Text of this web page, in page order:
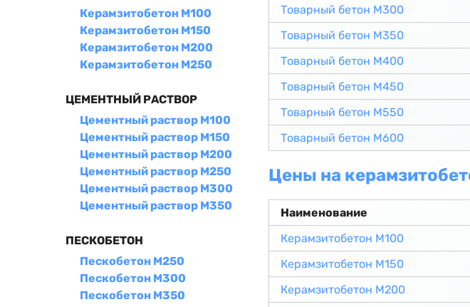
Керамзитобетон М100
Керамзитобетон М150
Керамзитобетон М200
Керамзитобетон М250
ЦЕМЕНТНЫЙ РАСТВОР
Цементный раствор М100
Цементный раствор М150
Цементный раствор М200
Цементный раствор М250
Цементный раствор М300
Цементный раствор М350
ПЕСКОБЕТОН
Пескобетон М250
Пескобетон М300
Пескобетон М350
Товарный бетон М300
Товарный бетон М350
Товарный бетон М400
Товарный бетон М450
Товарный бетон М550
Товарный бетон М600
Цены на
Наименование
Керамзитобетон М100
Керамзитобетон М150
Керамзитобетон М200